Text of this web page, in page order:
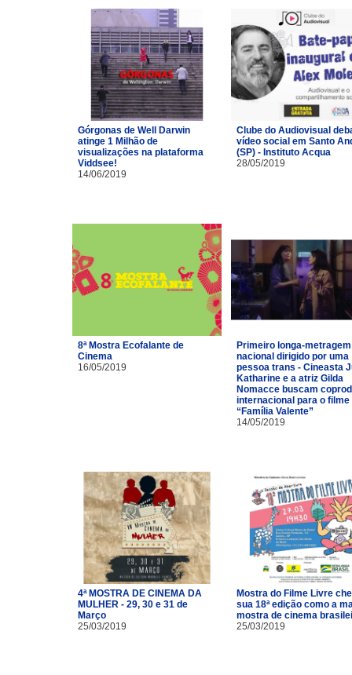
Górgonas de Well Darwin
atinge 1 Milhão de
visualizações na plataforma
Viddsee!
14/06/2019
Clube do Audiovisual
vídeo social em Santo
(SP) - Instituto Acqua
28/05/2019
8ª Mostra Ecofalante de
Cinema
16/05/2019
Primeiro longa-metragem
nacional dirigido por uma
pessoa trans - Cineasta
Katharine e a atriz Gilda
Nomacce buscam
internacional para o filme
“Família Valente”
14/05/2019
4ª MOSTRA DE CINEMA DA
MULHER - 29, 30 e 31 de
Março
25/03/2019
Mostra do Filme Livre
sua 18ª edição como a
mostra de cinema
25/03/2019